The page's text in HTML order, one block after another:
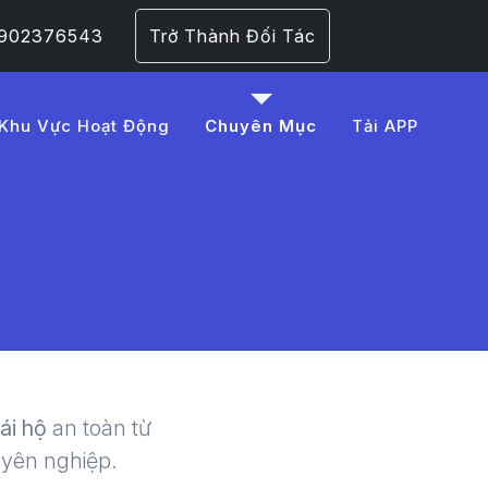
Trở Thành Đối Tác
Khu Vực Hoạt Động Chuyên Mục Tải APP
-
hộ an toàn từ
nghiệp.